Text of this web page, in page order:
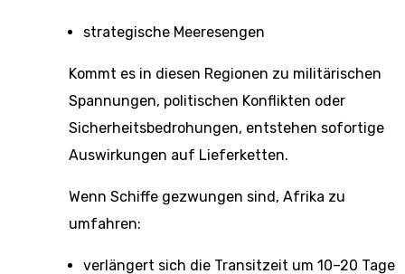
strategische Meeresengen
Kommt es in diesen Regionen zu militärischen
Spannungen, politischen Konflikten oder
Sicherheitsbedrohungen, entstehen sofortige
Auswirkungen auf Lieferketten.
Wenn Schiffe gezwungen sind, Afrika zu
umfahren:
verlängert sich die Transitzeit um 10–20 Tage